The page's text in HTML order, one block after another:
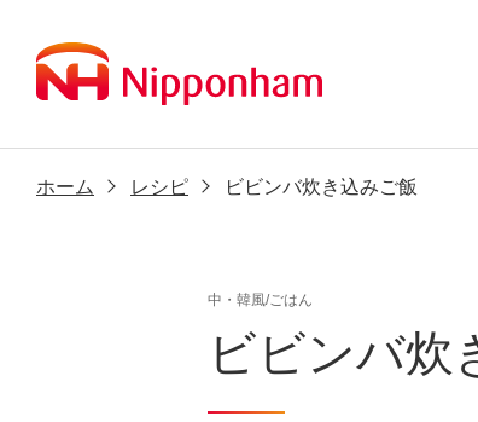
ホーム レシピ ビビンバ炊き込みご飯
中・韓風/ごはん
ビビンバ炊